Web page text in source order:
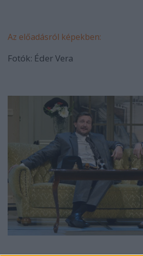
Az előadásról képekben:
Fotók: Éder Vera